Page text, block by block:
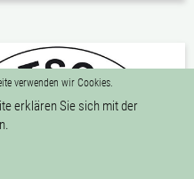
verwenden wir Cookies.
erklären Sie sich mit der